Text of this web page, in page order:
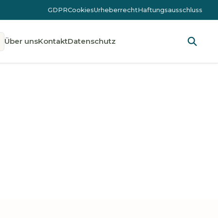
GDPRCookiesUrheberrechtHaftungsausschluss
Über unsKontaktDatenschutz